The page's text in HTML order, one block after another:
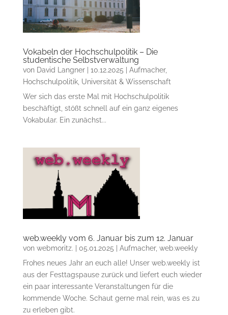
Vokabeln der Hochschulpolitik – Die
studentische Selbstverwaltung
von David Langner| 10.12.2025 Aufmacher,
Hochschulpolitik, Universität & Wissenschaft
Wer sich das erste Mal mit Hochschulpolitik
beschäftigt, stößt schnell auf ein ganz eigenes
Vokabular. Ein zunächst...
web.weekly vom 6. Januar bis zum 12. Januar
von webmoritz. 05.01.2025 Aufmacher, web.weekly
Frohes neues Jahr an euch alle! Unser web.weekly ist
aus der Festtagspause zurück und liefert euch wieder
ein paar interessante Veranstaltungen für die
kommende Woche. Schaut gerne mal rein, was es zu
zu erleben gibt.